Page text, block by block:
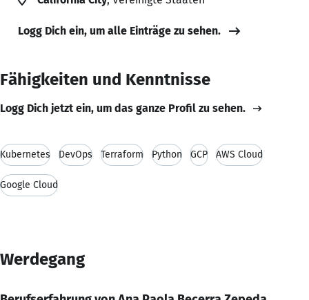
Logg Dich ein, um alle Einträge zu sehen.
Fähigkeiten und Kenntnisse
Logg Dich jetzt ein, um das ganze Profil zu sehen.
Kubernetes DevOps Terraform Python GCP AWS Cloud
Google Cloud
Werdegang